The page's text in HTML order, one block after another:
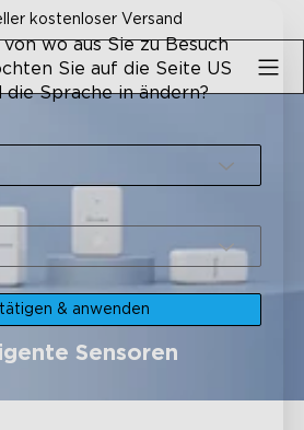
kostenloser Versand
Sensoren
wo aus Sie zu Besuch
Sie auf die Seite US
die Sprache in ändern?
& anwenden